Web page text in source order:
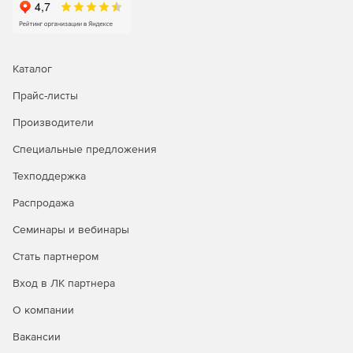
Анализ отчетов об исторических трендах для
эффективного планирования мощностей.
неполадок в работе сети.
неполадок на первом и втором уровнях сети:
Проверка связи по протоколу ICMP: доступность —
устройства, поэтому инструмент для проверки связи
позволяет определить, доступно ли устройство, а
маршрута позволяет узнать, является ли причиной
недоступности устройства ошибка в пути к нему, а
прервана. Трассировка маршрута от OpManager до
прыжков до отслеживаемого устройства, а также
Каталог
Прайс-листы
Производители
Специальные предложения
Техподдержка
Распродажа
Семинары и вебинары
Стать партнером
Вход в ЛК партнера
О компании
Вакансии